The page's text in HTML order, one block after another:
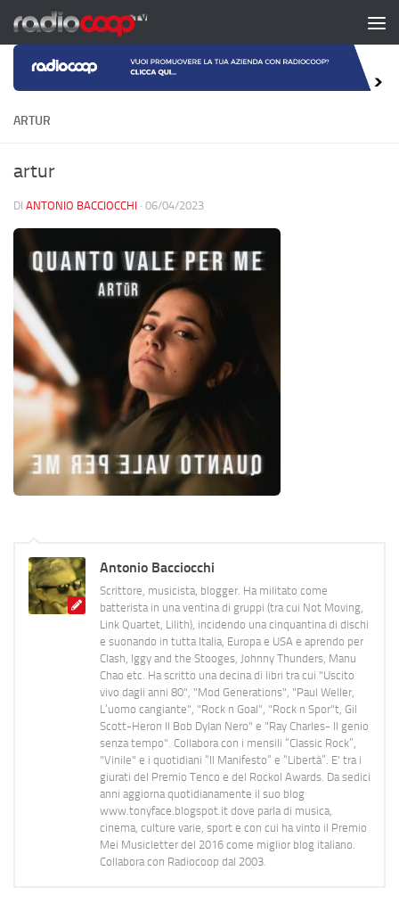
Salta al contenuto
ARTUR
artur
DI ANTONIO BACCIOCCHI · 06/04/2023
Antonio Bacciocchi
Scrittore, musicista, blogger. Ha militato come
batterista in una ventina di gruppi (tra cui Not Moving,
Link Quartet, Lilith), incidendo una cinquantina di dischi
e suonando in tutta Italia, Europa e USA e aprendo per
Clash, Iggy and the Stooges, Johnny Thunders, Manu
Chao etc. Ha scritto una decina di libri tra cui "Uscito
vivo dagli anni 80", "Mod Generations", "Paul Weller,
L’uomo cangiante", "Rock n Goal", "Rock n Spor"t, Gil
Scott-Heron Il Bob Dylan Nero" e "Ray Charles- Il genio
senza tempo". Collabora con i mensili “Classic Rock”,
"Vinile" e i quotidiani “Il Manifesto” e “Libertà”. E' tra i
giurati del Premio Tenco e del Rockol Awards. Da sedici
anni aggiorna quotidianamente il suo blog
www.tonyface.blogspot.it dove parla di musica,
cinema, culture varie, sport e con cui ha vinto il Premio
Mei Musicletter del 2016 come miglior blog italiano.
Collabora con Radiocoop dal 2003.